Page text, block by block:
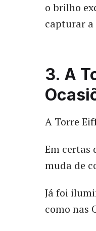
o brilho
capturar a
3. A
A Torre
Em certas
muda de
Já foi
como nas